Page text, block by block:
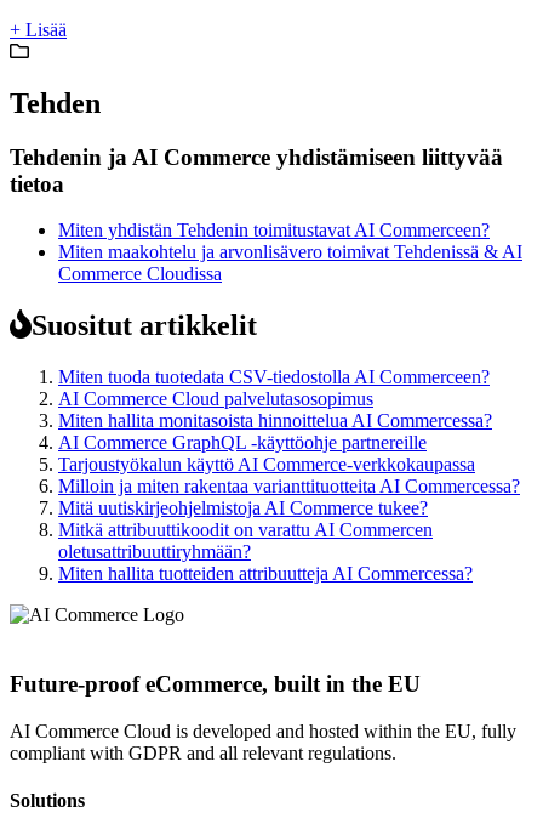
+ Lisää
Tehden
Tehdenin ja AI Commerce yhdistämiseen liittyvää
tietoa
Miten yhdistän Tehdenin toimitustavat AI Commerceen?
Miten maakohtelu ja arvonlisävero toimivat Tehdenissä & AI
Commerce Cloudissa
Suositut artikkelit
Miten tuoda tuotedata CSV-tiedostolla AI Commerceen?
AI Commerce Cloud palvelutasosopimus
Miten hallita monitasoista hinnoittelua AI Commercessa?
AI Commerce GraphQL -käyttöohje partnereille
Tarjoustyökalun käyttö AI Commerce-verkkokaupassa
Milloin ja miten rakentaa varianttituotteita AI Commercessa?
Mitä uutiskirjeohjelmistoja AI Commerce tukee?
Mitkä attribuuttikoodit on varattu AI Commercen
oletusattribuuttiryhmään?
Miten hallita tuotteiden attribuutteja AI Commercessa?
Future-proof eCommerce, built in the EU
AI Commerce Cloud is developed and hosted within the EU, fully
compliant with GDPR and all relevant regulations.
Solutions